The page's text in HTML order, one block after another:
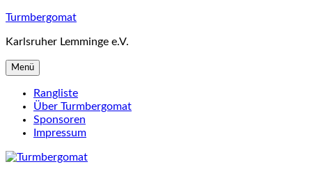
Zum
springen
Turmbergomat
Karlsruher Lemminge e.V.
Menü
Rangliste
Über Turmbergomat
Sponsoren
Impressum